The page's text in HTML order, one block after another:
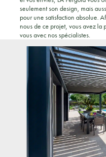
seulement son design, mais
pour une satisfaction absolue.
nous de ce projet, vous avez
vous avec nos spécialistes.